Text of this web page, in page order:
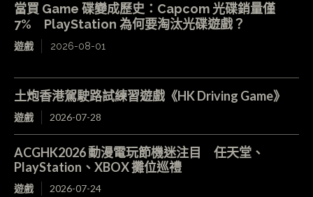
當買 Game 碟變成歷史：Capcom 光碟銷量僅
7% PlayStation 為何要淘汰光碟遊戲？
遊戲 2026-08-01
土炮香港駕駛路試練習遊戲《HK Driving Game》
遊戲 2026-07-28
ACGHK2026 動漫電玩節機迷注目 任天堂、
PlayStation、XBOX 攤位巡禮
遊戲 2026-07-24